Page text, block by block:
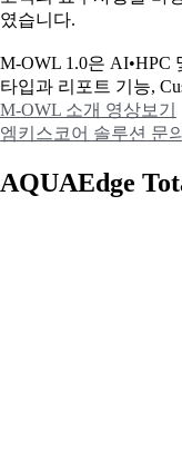
였습니다.
M-OWL 1.0은 AI•HPC
타입과 리포트 기능,
M-OWL 소개 영상보기
엠키스코어 솔루션 문
AQUAEdge